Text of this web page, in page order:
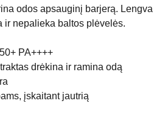
odos apsauginį barjerą. Lengva
ir nepalieka baltos plėvelės.
PA++++
drėkina ir ramina odą
įskaitant jautrią